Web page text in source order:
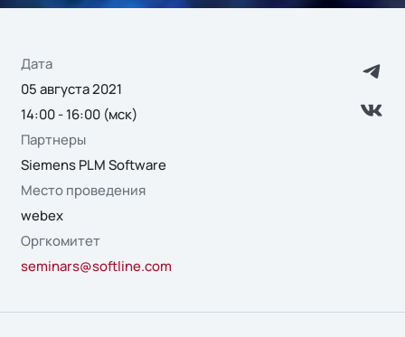
Дата
05 августа 2021
14:00 - 16:00 (мск)
Партнеры
Siemens PLM Software
Место проведения
webex
Оргкомитет
seminars@softline.com